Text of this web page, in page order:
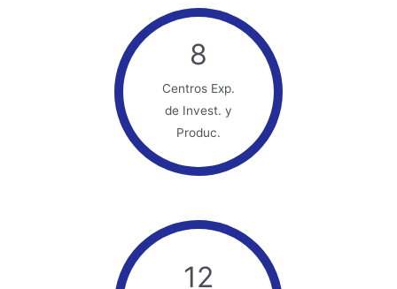
8
Centros Exp.
de Invest. y
Produc.
12